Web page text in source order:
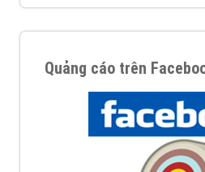
Quảng cáo trên Google